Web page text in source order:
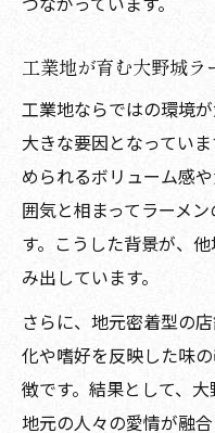
工業地が育む大野城ラ
工業地ならではの環境
大きな要因となってい
められるボリューム感
囲気と相まってラーメ
す。こうした背景が、
み出しています。
さらに、地元密着型の
化や嗜好を反映した味
徴です。結果として、
地元の人々の愛情が融